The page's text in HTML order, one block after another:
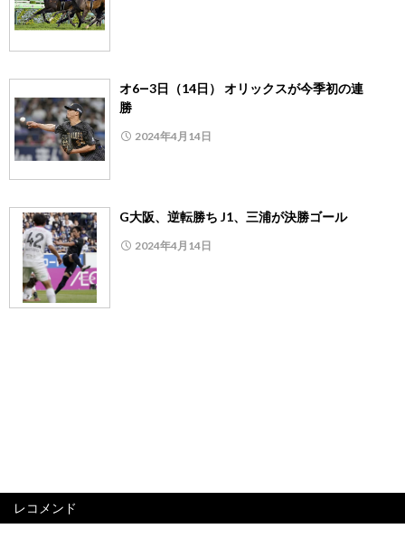
オ6―3日（14日） オリックスが今季初の連
勝
2024年4月14日
G大阪、逆転勝ち J1、三浦が決勝ゴール
2024年4月14日
レコメンド